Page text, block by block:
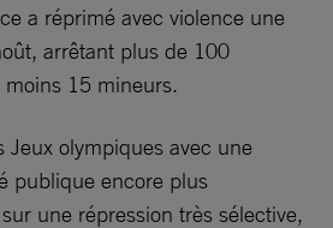
a réprimé avec violence une
arrêtant plus de 100
15 mineurs.
Jeux olympiques avec une
publique encore plus
une répression très sélective,